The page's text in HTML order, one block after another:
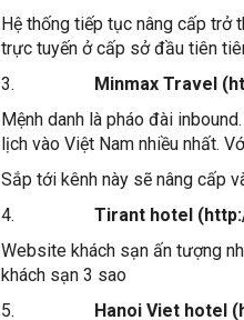
Hệ thống tiếp tục nâng cấp trở
trực tuyến ở cấp sở đầu tiên
3. Minmax Travel
Mệnh danh là pháo đài
lịch vào Việt Nam nhiều nhất.
Sắp tới kênh này sẽ nâng cấp
4. Tirant hotel
Website khách sạn ấn tượng
khách sạn 3 sao
5. Hanoi Viet hotel